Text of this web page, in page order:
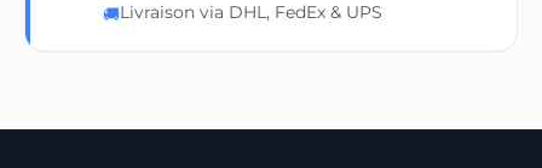
🚚Livraison via DHL, FedEx & UPS